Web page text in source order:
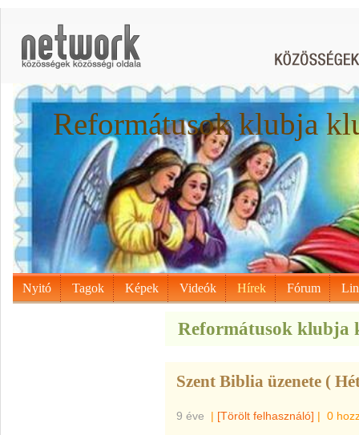
Reformátusok klubja
Nyitó Tagok Képek Videók Hírek Fórum
Reformátusok klubja
Szent Biblia üzenete (
9 éve | [Törölt felhasználó] | 0